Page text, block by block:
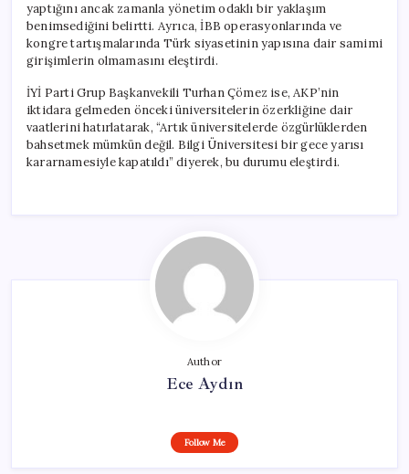
yaptığını ancak zamanla yönetim odaklı bir yaklaşım
benimsediğini belirtti. Ayrıca, İBB operasyonlarında ve
kongre tartışmalarında Türk siyasetinin yapısına dair samimi
girişimlerin olmamasını eleştirdi.
İYİ Parti Grup Başkanvekili Turhan Çömez ise, AKP’nin
iktidara gelmeden önceki üniversitelerin özerkliğine dair
vaatlerini hatırlatarak, “Artık üniversitelerde özgürlüklerden
bahsetmek mümkün değil. Bilgi Üniversitesi bir gece yarısı
kararnamesiyle kapatıldı” diyerek, bu durumu eleştirdi.
Author
Ece Aydın
Follow Me